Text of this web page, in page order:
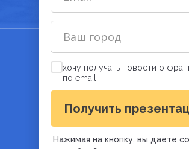
хочу получать новости о
по email
Получить
Нажимая на кнопку, вы даете